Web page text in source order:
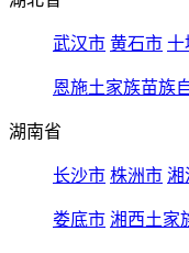
武汉市 黄石市 十
恩施土家族苗族
湖南省
长沙市 株洲市 湘
娄底市 湘西土家